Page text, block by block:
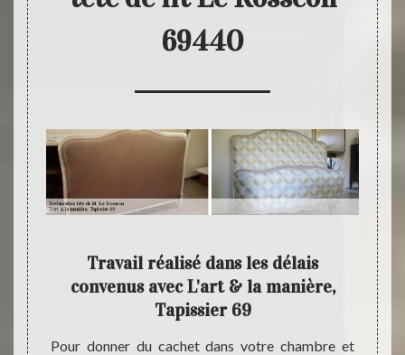
69440
vous
& la
Travail réalisé dans les délais
convenus avec L'art & la manière,
Tapissier 69
Pour donner du cachet dans votre chambre et